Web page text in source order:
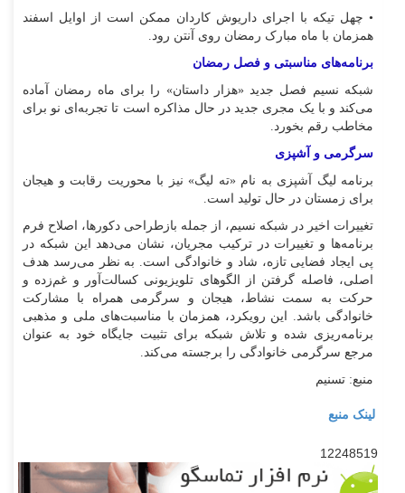
• چهل تیکه با اجرای داریوش کاردان ممکن است از اوایل اسفند
همزمان با ماه مبارک رمضان روی آنتن رود.
برنامه‌های مناسبتی و فصل رمضان
شبکه نسیم فصل جدید «هزار داستان» را برای ماه رمضان آماده
می‌کند و با یک مجری جدید در حال مذاکره است تا تجربه‌ای نو برای
مخاطب رقم بخورد.
سرگرمی و آشپزی
برنامه لیگ آشپزی به نام «ته لیگ» نیز با محوریت رقابت و هیجان
برای زمستان در حال تولید است.
تغییرات اخیر در شبکه نسیم، از جمله بازطراحی دکورها، اصلاح فرم
برنامه‌ها و تغییرات در ترکیب مجریان، نشان می‌دهد این شبکه در
پی ایجاد فضایی تازه، شاد و خانوادگی است. به نظر می‌رسد هدف
اصلی، فاصله گرفتن از الگو‌های تلویزیونی کسالت‌آور و غم‌زده و
حرکت به سمت نشاط، هیجان و سرگرمی همراه با مشارکت
خانوادگی باشد. این رویکرد، همزمان با مناسبت‌های ملی و مذهبی
برنامه‌ریزی شده و تلاش شبکه برای تثبیت جایگاه خود به عنوان
مرجع سرگرمی خانوادگی را برجسته می‌کند.
منبع: تسنیم
لینک منبع
12248519